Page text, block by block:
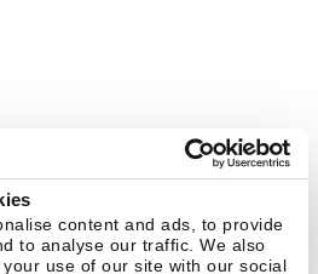
content and ads, to provide
to analyse our traffic. We also
use of our site with our social
隐私策略
可协议 B2B
备 11010102001169号
Blog 资源中心 新闻稿